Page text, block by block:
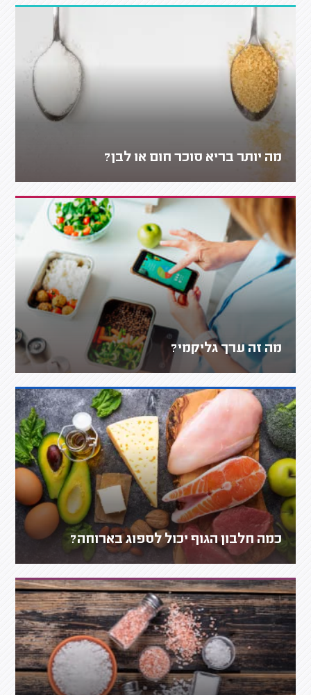
מה יותר בריא סוכר חום או לבן?
מה זה ערך גליקמי?
כמה חלבון הגוף יכול לספוג בארוחה?